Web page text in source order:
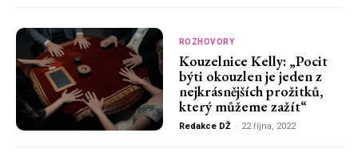
ROZHOVORY
Kouzelnice Kelly: „Pocit
býti okouzlen je jeden z
nejkrásnějších prožitků,
který můžeme zažít“
Redakce DŽ - 22 října, 2022